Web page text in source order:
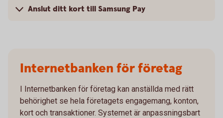
Anslut ditt kort till Samsung Pay
Internetbanken för företag
I Internetbanken för företag kan anställda med rätt
behörighet se hela företagets engagemang, konton,
kort och transaktioner. Systemet är anpassningsbart